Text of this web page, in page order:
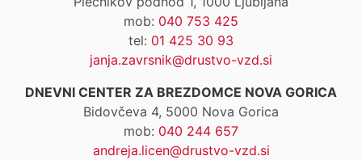
mob: 040 753 425
tel: 01 425 30 93
janja.zavrsnik@drustvo-vzd.si
DNEVNI CENTER ZA BREZDOMCE NOVA GORICA
Bidovčeva 4, 5000 Nova Gorica
mob: 040 244 657
andreja.licen@drustvo-vzd.si